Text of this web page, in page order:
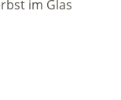
im Glas